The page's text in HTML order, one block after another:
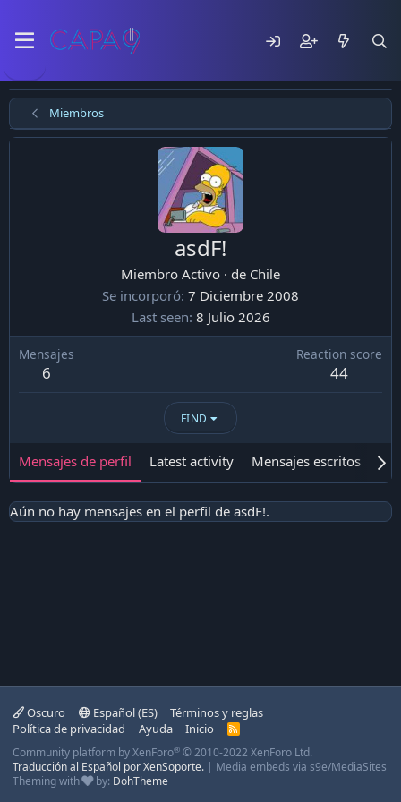
Miembros
asdF!
Miembro Activo · de Chile
Se incorporó 7 Diciembre 2008
Last seen 8 Julio 2026
Mensajes
6
Reaction score
44
FIND
Mensajes de perfil Latest activity Mensajes escritos
Aún no hay mensajes en el perfil de asdF!.
Oscuro Español (ES)
Términos y reglas
Política de privacidad
Ayuda Inicio
R
S
Community platform by XenForo® © 2010-2022 XenForo Ltd.
Traducción al Español por XenSoporte. | Media embeds via s9e/MediaSites
Theming with
by: DohTheme